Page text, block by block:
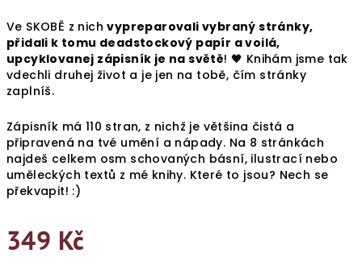
Ve SKOBĚ z nichvypreparovali vybraný stránky,
přidali k tomu deadstockový papír a voilá,
upcyklovanej zápisník je na světě! 🖤 Knihám jsme tak
vdechli druhej život a je jen na tobě, čím stránky
zaplníš.
Zápisník má 110 stran, z nichž je většina čistá a
připravená na tvé umění a nápady. Na 8 stránkách
najdeš celkem osm schovaných básní, ilustrací nebo
uměleckých textů z mé knihy. Které to jsou? Nech se
překvapit! :)
349 Kč